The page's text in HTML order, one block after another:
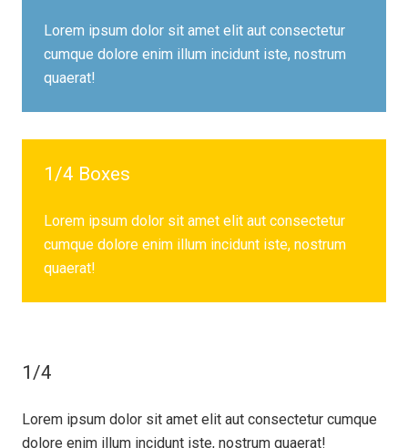
Lorem ipsum dolor sit amet elit aut consectetur
cumque dolore enim illum incidunt iste, nostrum
quaerat!
1/4 Boxes
Lorem ipsum dolor sit amet elit aut consectetur
cumque dolore enim illum incidunt iste, nostrum
quaerat!
1/4
Lorem ipsum dolor sit amet elit aut consectetur cumque
dolore enim illum incidunt iste, nostrum quaerat!